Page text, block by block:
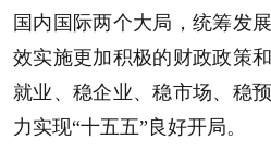
国内国际两个大局，统筹发
效实施更加积极的财政政策
就业、稳企业、稳市场、稳
力实现“十五五”良好开局。